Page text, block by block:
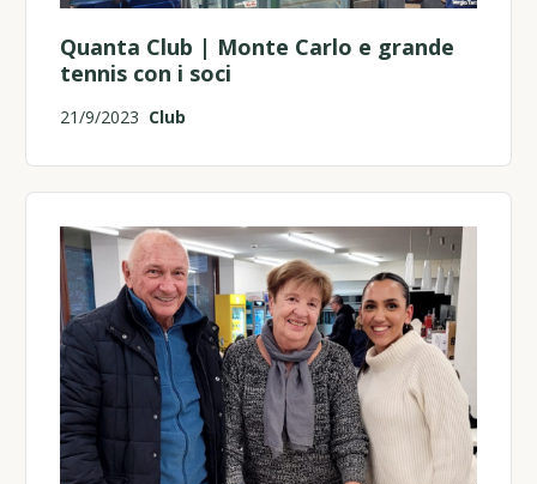
Quanta Club | Monte Carlo e grande
tennis con i soci
21/9/2023 Club